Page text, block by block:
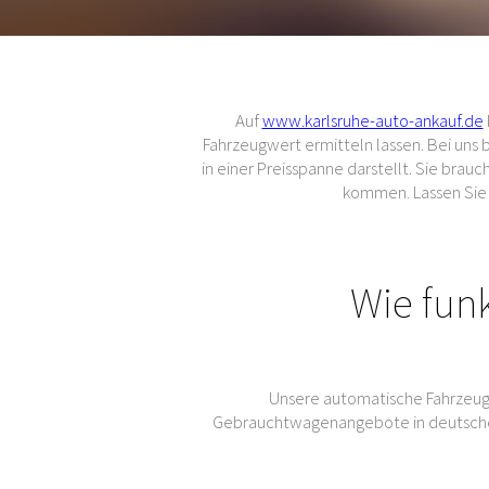
Aufwww.karlsruhe-auto-ankauf.de
Fahrzeugwert ermitteln lassen. Bei
in einer Preisspanne darstellt. Sie
kommen. Lassen
Wie
Unsere automatische
Gebrauchtwagenangebote in